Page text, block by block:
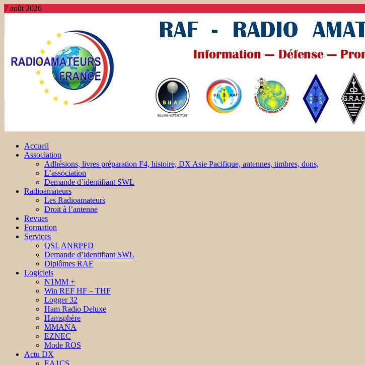
7 août 2026
Accueil
Association
Adhésions, livres préparation F4, histoire, DX Asie Pacifique, antennes, timbres, dons,
L’association
Demande d’identifiant SWL
Radioamateurs
Les Radioamateurs
Droit à l’antenne
Revues
Formation
Services
QSL ANRPFD
Demande d’identifiant SWL
Diplômes RAF
Logiciels
N1MM +
Win REF HF – THF
Logger 32
Ham Radio Deluxe
Hamsphère
MMANA
EZNEC
Mode ROS
Actu DX
EA1CS